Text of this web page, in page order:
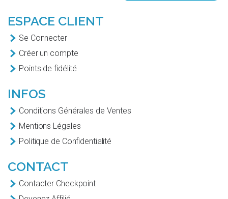
ESPACE CLIENT
Se Connecter
Créer un compte
Points de fidélité
INFOS
Conditions Générales de Ventes
Mentions Légales
Politique de Confidentialité
CONTACT
Contacter Checkpoint